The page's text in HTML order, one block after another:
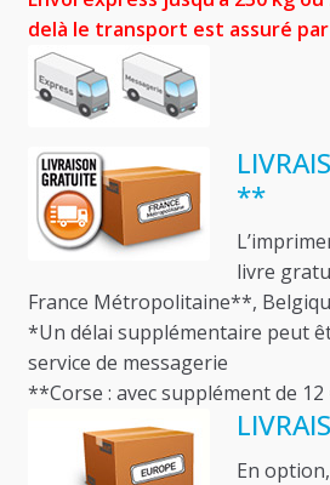
delà le transport est assuré
**
livre
France Métropolitaine**,
*Un délai supplémentaire peut
service de messagerie
**Corse : avec supplément de
En